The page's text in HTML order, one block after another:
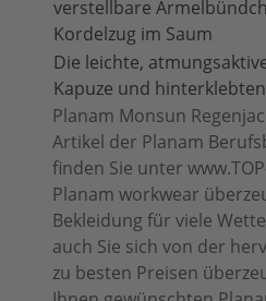
verstellbare
Kordelzug im Saum
Die leichte,
Kapuze und
Planam Monsun
Artikel der Planam
finden Sie unter
Planam workwear
Bekleidung für viele
auch Sie sich von der
zu besten Preisen